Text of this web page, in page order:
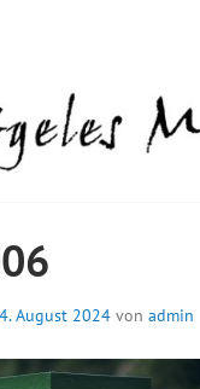
August 2024 von admin